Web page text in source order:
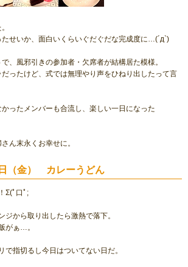
せいか、面白いくらいぐだぐだな完成度に…(´д`)
、風邪引きの参加者・欠席者が結構居た模様。
ったけど、式では無理やり声をひねり出したって言
ったメンバーも合流し、楽しい一日になった
ん末永くお幸せに。
（金） カレーうどん
Σ(ﾟ口ﾟ;
ジから取り出したら激熱で落下。
がぁ…。
で指切るし今日はついてない日だ。